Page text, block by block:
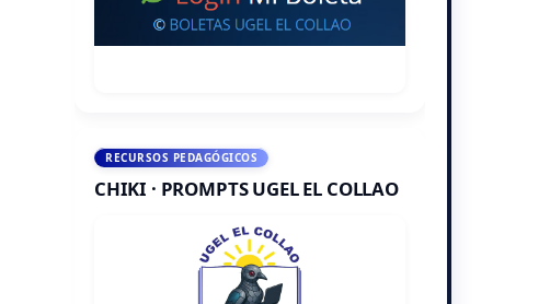
RECURSOS PEDAGÓGICOS
CHIKI · PROMPTS UGEL EL COLLAO